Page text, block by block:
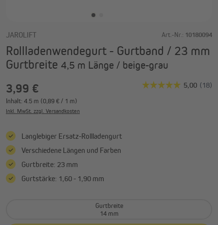
JAROLIFT Art.-Nr.: 10180094
Rollladenwendegurt - Gurtband / 23 mm
Gurtbreite 4,5 m Länge / beige-grau
3,99 €
Inhalt: 4.5 m (0,89 € / 1 m)
Inkl. MwSt. zzgl. Versandkosten
Langlebiger Ersatz-Rollladengurt
Verschiedene Längen und Farben
Gurtbreite: 23 mm
Gurtstärke: 1,60 - 1,90 mm
Gurtbreite
14 mm